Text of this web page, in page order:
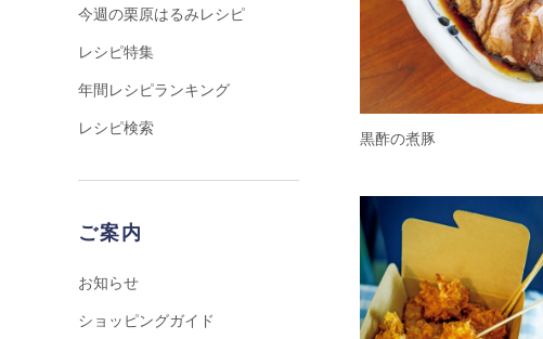
今週の栗原はるみレシピ
レシピ特集
年間レシピランキング
レシピ検索
ご案内
お知らせ
ショッピングガイド
黒酢の煮豚